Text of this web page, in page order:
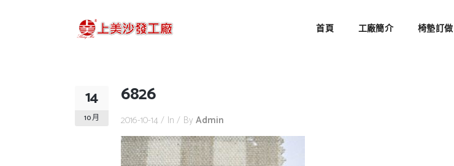
首頁 工廠簡介 椅墊訂做
14
10 月
6826
2016-10-14 In By Admin